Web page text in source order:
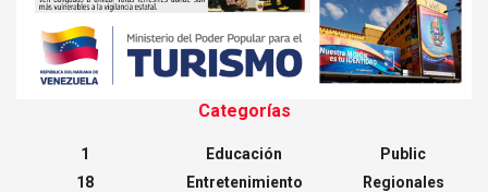
Categorías
1
18
Educación
Entretenimiento
Public
Regionales